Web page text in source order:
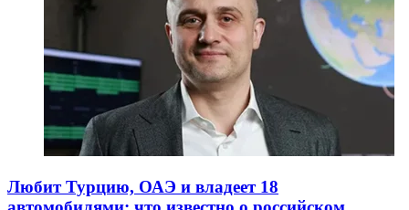
Любит Турцию, ОАЭ и владеет 18